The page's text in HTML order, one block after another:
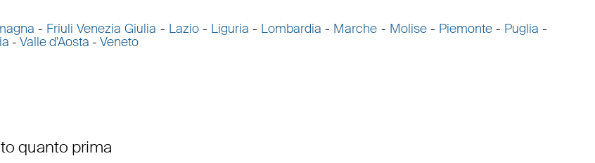
- Friuli Venezia Giulia - Lazio- Liguria - Lombardia - Marche - Molise- Piemonte - Puglia -
- Valle d'Aosta - Veneto
quanto prima